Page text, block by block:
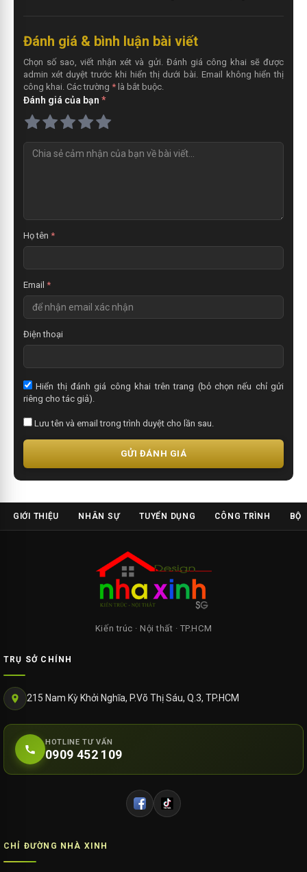
Đánh giá & bình luận bài viết
Chọn số sao, viết nhận xét và gửi. Đánh giá công khai sẽ được
admin xét duyệt trước khi hiển thị dưới bài. Email không hiển thị
công khai. Các trường *là bắt buộc.
Đánh giá của bạn *
N
é
Họ tên *
Email *
Điện thoại
Hiển thị đánh giá công khai trên trang (bỏ chọn nếu chỉ gửi
riêng cho tác giả).
Lưu tên và email trong trình duyệt cho lần sau.
GỬI ĐÁNH GIÁ
GIỚI THIỆU NHÂN SỰ TUYỂN DỤNG CÔNG TRÌNH BỘ
Kiến trúc · Nội thất · TP.HCM
TRỤ SỞ CHÍNH
215 Nam Kỳ Khởi Nghĩa, P.Võ Thị Sáu, Q.3, TP.HCM
HOTLINE TƯ VẤN
0909 452 109
CHỈ ĐƯỜNG NHÀ XINH